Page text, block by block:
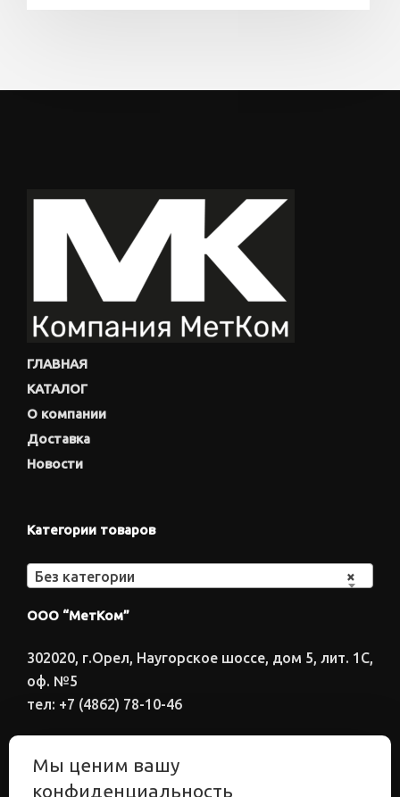
ГЛАВНАЯ
КАТАЛОГ
О компании
Доставка
Новости
Категории товаров
×
Без категории
ООО “МетКом”
302020, г.Орел, Наугорское шоссе, дом 5, лит. 1С,
оф. №5
тел: +7 (4862) 78-10-46
Электронный адрес
Мы ценим вашу
конфиденциальность